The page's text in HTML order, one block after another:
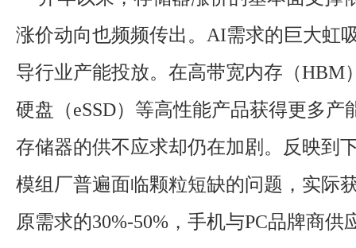
涨价动向也频频传出。AI需求的巨大虹
导行业产能投放。在高带宽内存（HBM
硬盘（eSSD）等高性能产品获得更多产
存储器的供不应求却仍在加剧。反映到
模组厂普遍面临颗粒短缺的问题，实际
原需求的30%-50%，手机与PC品牌商供